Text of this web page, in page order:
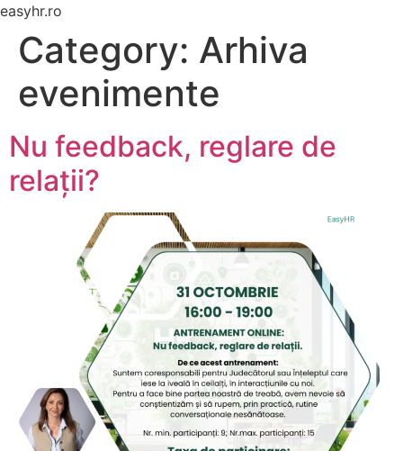
easyhr.ro
Category: Arhiva
evenimente
Nu feedback, reglare de
relații?